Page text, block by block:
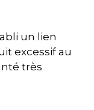
un lien
excessif au
très